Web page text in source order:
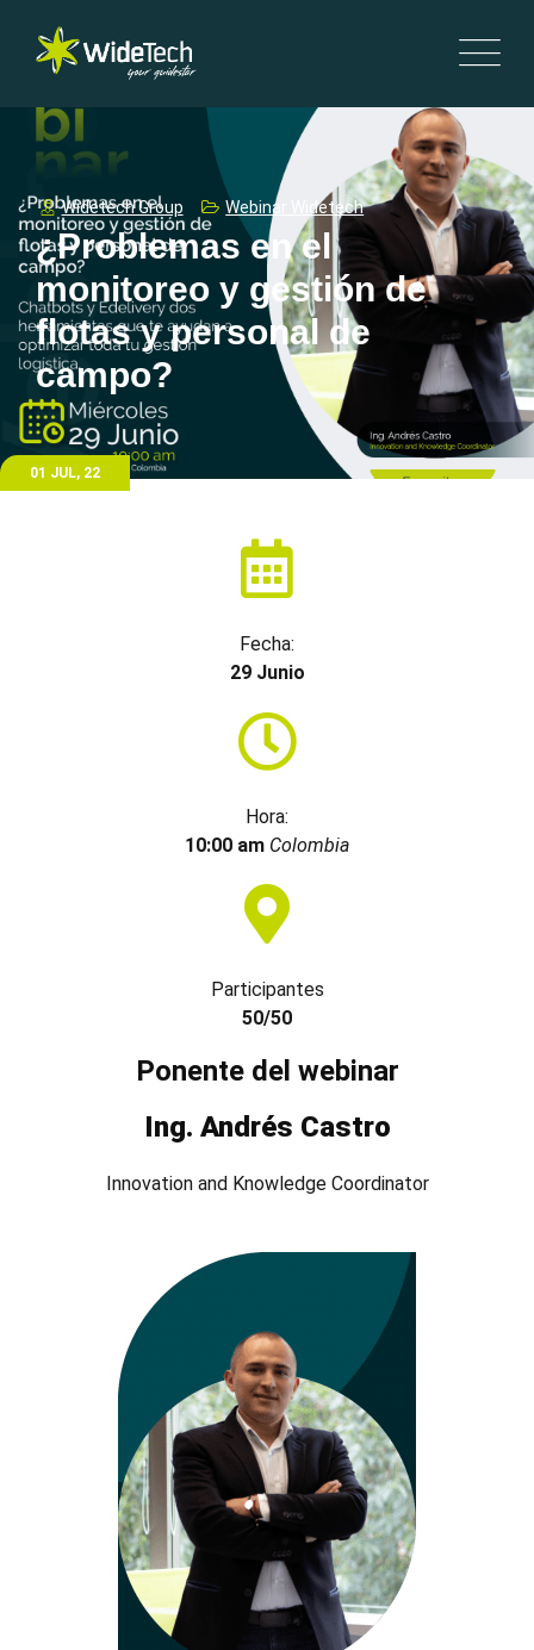
Widetech Group Webinar Widetech
¿Problemas en el
monitoreo y gestión de
flotas y personal de
campo?
01 JUL, 22
Fecha:
29 Junio
Hora:
10:00 am Colombia
Participantes
50/50
Ponente del webinar
Ing. Andrés Castro
Innovation and Knowledge Coordinator